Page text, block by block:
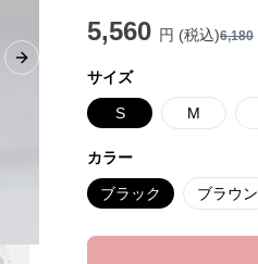
Next slide
5,560 円 (税込)6,180
サイズ
S M
カラー
ブラック ブラウン